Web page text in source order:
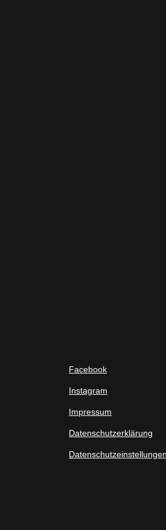
Facebook
Instagram
Impressum
Datenschutzerklärung
Datenschutzeinstellungen